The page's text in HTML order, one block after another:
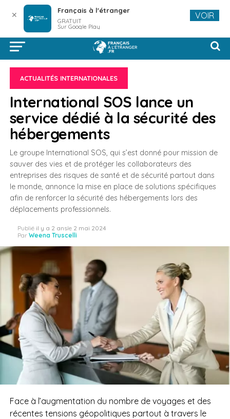
ACTUALITÉS INTERNATIONALES
International SOS lance un
service dédié à la sécurité des
hébergements
Le groupe International SOS, qui s’est donné pour mission de
sauver des vies et de protéger les collaborateurs des
entreprises des risques de santé et de sécurité partout dans
le monde, annonce la mise en place de solutions spécifiques
afin de renforcer la sécurité des hébergements lors des
déplacements professionnels.
Publié il y a 2 ansle 2 mai 2024
Par Weena Truscelli
Face à l’augmentation du nombre de voyages et des
récentes tensions géopolitiques partout à travers le
✕ Français à l'étranger
GRATUIT
Sur Google Play
VOIR